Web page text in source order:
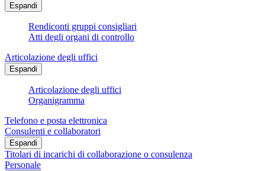
Espandi
Rendiconti gruppi consigliari
Atti degli organi di controllo
Articolazione degli uffici
Espandi
Articolazione degli uffici
Organigramma
Telefono e posta elettronica
Consulenti e collaboratori
Espandi
Titolari di incarichi di collaborazione o consulenza
Personale